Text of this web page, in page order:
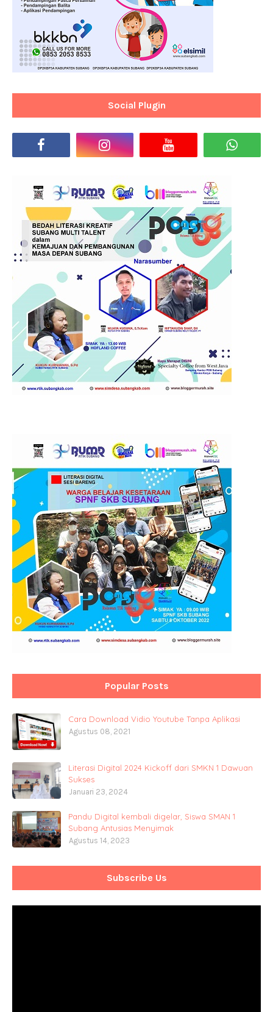
Social Plugin
Popular Posts
Cara Download Vidio Youtube Tanpa Aplikasi
Agustus 08, 2021
Literasi Digital 2024 Kickoff dari SMKN 1 Dawuan
Sukses
Januari 23, 2024
Pandu Digital kembali digelar, Siswa SMAN 1
Subang Antusias Menyimak
Agustus 14, 2023
Subscribe Us